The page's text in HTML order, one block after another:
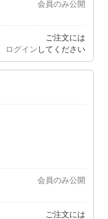
会員のみ公開
ご注文には
ログイン してください
会員のみ公開
ご注文には